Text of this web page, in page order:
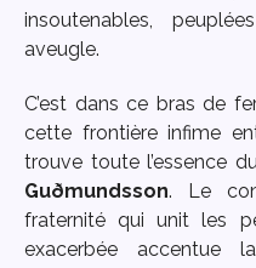
insoutenables,
aveugle.
C’est dans ce bras de
cette frontière infime
trouve toute l’essence
Guðmundsson. Le
fraternité qui unit les
exacerbée accentue